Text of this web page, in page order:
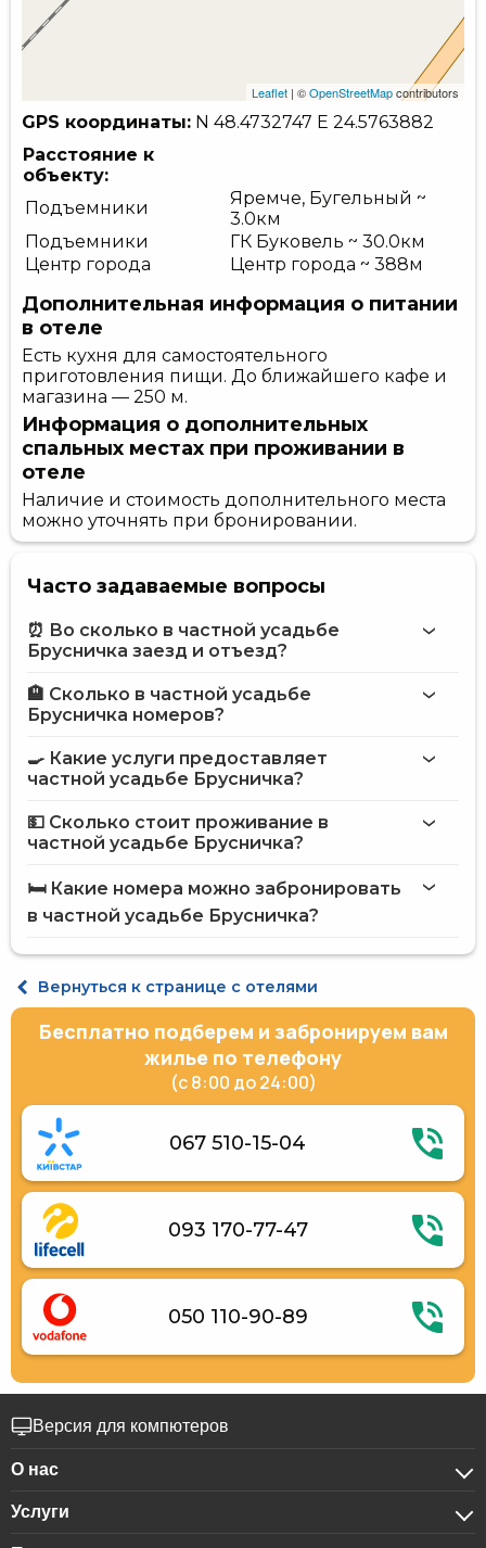
Leaflet | ©OpenStreetMapcontributors
GPS координаты: N 48.4732747 E 24.5763882
Расстояние к
объекту:
Подъемники
Яремче, Бугельный ~
3.0км
Подъемники
ГК Буковель ~ 30.0км
Центр города
Центр города ~ 388м
Дополнительная информация о питании
в отеле
Есть кухня для самостоятельного
приготовления пищи. До ближайшего кафе и
магазина — 250 м.
Информация о дополнительных
спальных местах при проживании в
отеле
Наличие и стоимость дополнительного места
можно уточнять при бронировании.
Часто задаваемые вопросы
⏰ Во сколько в частной усадьбе
Брусничка заезд и отъезд?
Больше информации про Частная усадьба Брусничка
🏨 Сколько в частной усадьбе
Брусничка номеров?
на сайте
🍳 Какие услуги предоставляет
частной усадьбе Брусничка?
Принадлежности для барбекю
Уличная парковка
Место для пикника
Холодильник
Электрический чайник
Кухонные принадлежности
Размещение с животными (до 3 кг)
💵 Сколько стоит проживание в
частной усадьбе Брусничка?
на сайте Hotels24.ua
🛏️ Какие номера можно забронировать
в частной усадьбе Брусничка?
Эконом двухместный
Вернуться к странице с отелями
Бесплатно подберем и забронируем вам
жилье по телефону
(с 8:00 до 24:00)
067 510-15-04
093 170-77-47
050 110-90-89
Версия для компютеров
О нас
О компании
Услуги